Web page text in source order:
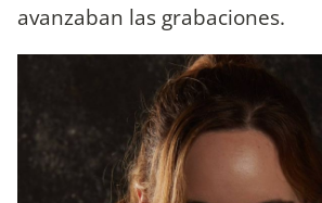
avanzaban las grabaciones.